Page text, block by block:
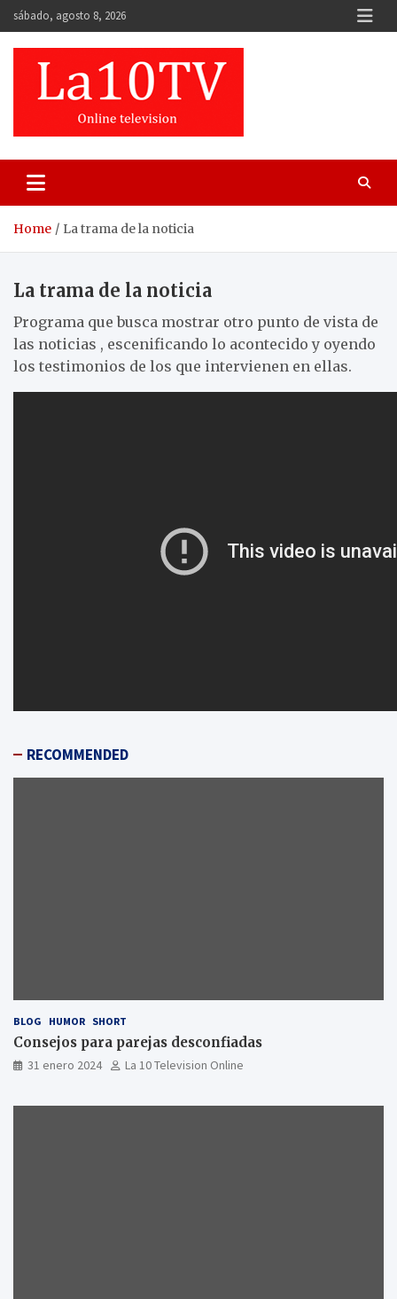
Skip
to
content
sábado, agosto 8, 2026
Home La trama de la noticia
La trama de la noticia
Programa que busca mostrar otro punto de vista de
las noticias , escenificando lo acontecido y oyendo
los testimonios de los que intervienen en ellas.
RECOMMENDED
BLOG HUMOR SHORT
Consejos para parejas desconfiadas
31 enero 2024 La 10 Television Online